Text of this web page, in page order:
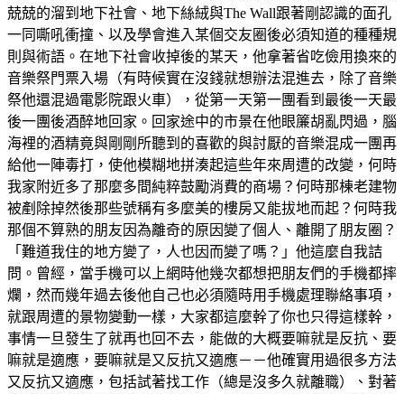
兢兢的溜到地下社會、地下絲絨與The Wall跟著剛認識的面孔
一同嘶吼衝撞、以及學會進入某個交友圈後必須知道的種種規
則與術語。在地下社會收掉後的某天，他拿著省吃儉用換來的
音樂祭門票入場（有時候實在沒錢就想辦法混進去，除了音樂
祭他還混過電影院跟火車），從第一天第一團看到最後一天最
後一團後酒醉地回家。回家途中的市景在他眼簾胡亂閃過，腦
海裡的酒精竟與剛剛所聽到的喜歡的與討厭的音樂混成一團再
給他一陣毒打，使他模糊地拼湊起這些年來周遭的改變，何時
我家附近多了那麼多間純粹鼓勵消費的商場？何時那棟老建物
被剷除掉然後那些號稱有多麼美的樓房又能拔地而起？何時我
那個不算熟的朋友因為離奇的原因變了個人、離開了朋友圈？
「難道我住的地方變了，人也因而變了嗎？」他這麼自我詰
問。曾經，當手機可以上網時他幾次都想把朋友們的手機都摔
爛，然而幾年過去後他自己也必須隨時用手機處理聯絡事項，
就跟周遭的景物變動一樣，大家都這麼幹了你也只得這樣幹，
事情一旦發生了就再也回不去，能做的大概要嘛就是反抗、要
嘛就是適應，要嘛就是又反抗又適應－－他確實用過很多方法
又反抗又適應，包括試著找工作（總是沒多久就離職）、對著